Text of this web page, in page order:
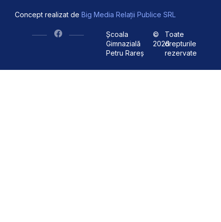
Școala
Gimnazială
Petru Rareș
©
2026
Toate
drepturile
rezervate
Concept realizat de Big Media Relații Publice SRL